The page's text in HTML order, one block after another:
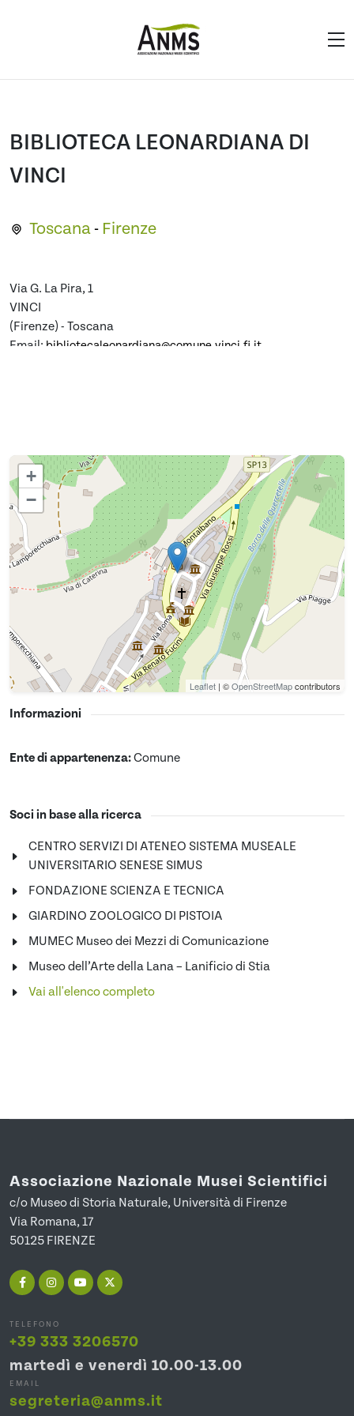
BIBLIOTECA LEONARDIANA DI
VINCI
Toscana- Firenze
Via G. La Pira, 1
VINCI
(Firenze) - Toscana
Email: bibliotecaleonardiana@comune.vinci.fi.it
+
−
Leaflet | ©OpenStreetMapcontributors
Informazioni
Ente di appartenenza:Comune
Soci in base alla ricerca
CENTRO SERVIZI DI ATENEO SISTEMA MUSEALE
UNIVERSITARIO SENESE SIMUS
FONDAZIONE SCIENZA E TECNICA
GIARDINO ZOOLOGICO DI PISTOIA
MUMEC Museo dei Mezzi di Comunicazione
Museo dell’Arte della Lana – Lanificio di Stia
Vai all'elenco completo
Associazione Nazionale Musei Scientifici
c/o Museo di Storia Naturale, Università di Firenze
Via Romana, 17
50125 FIRENZE
TELEFONO
+39 333 3206570
martedì e venerdì 10.00-13.00
EMAIL
segreteria@anms.it